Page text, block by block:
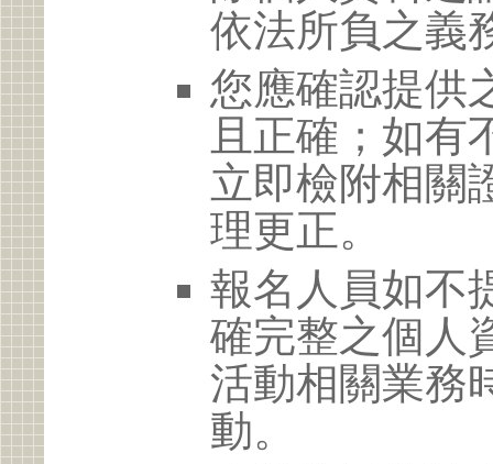
依法所負之義
您應確認提供
且正確；如有
立即檢附相關
理更正。
報名人員如不
確完整之個人
活動相關業務
動。